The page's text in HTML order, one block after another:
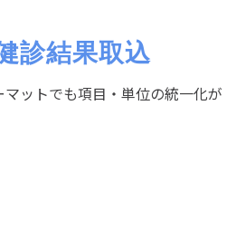
診結果取込
ットでも項目・単位の統一化が